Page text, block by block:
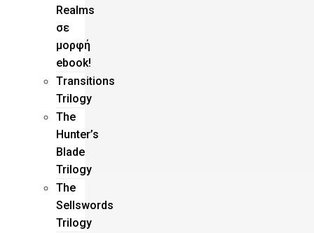
Realms
σε
μορφή
ebook!
Τransitions
Trilogy
The
Hunter’s
Blade
Trilogy
Τhe
Sellswords
Trilogy